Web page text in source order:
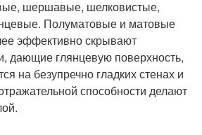
шершавые, шелковистые,
Полуматовые и матовые
эффективно скрывают
дающие глянцевую поверхность,
на безупречно гладких стенах и
способности делают